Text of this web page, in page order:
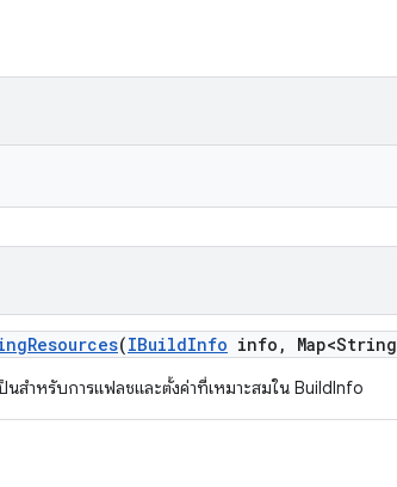
Resources(IBuildInfo info , Map<String
นสำหรับการแฟลชและตั้งค่าที่เหมาะสมใน BuildInfo